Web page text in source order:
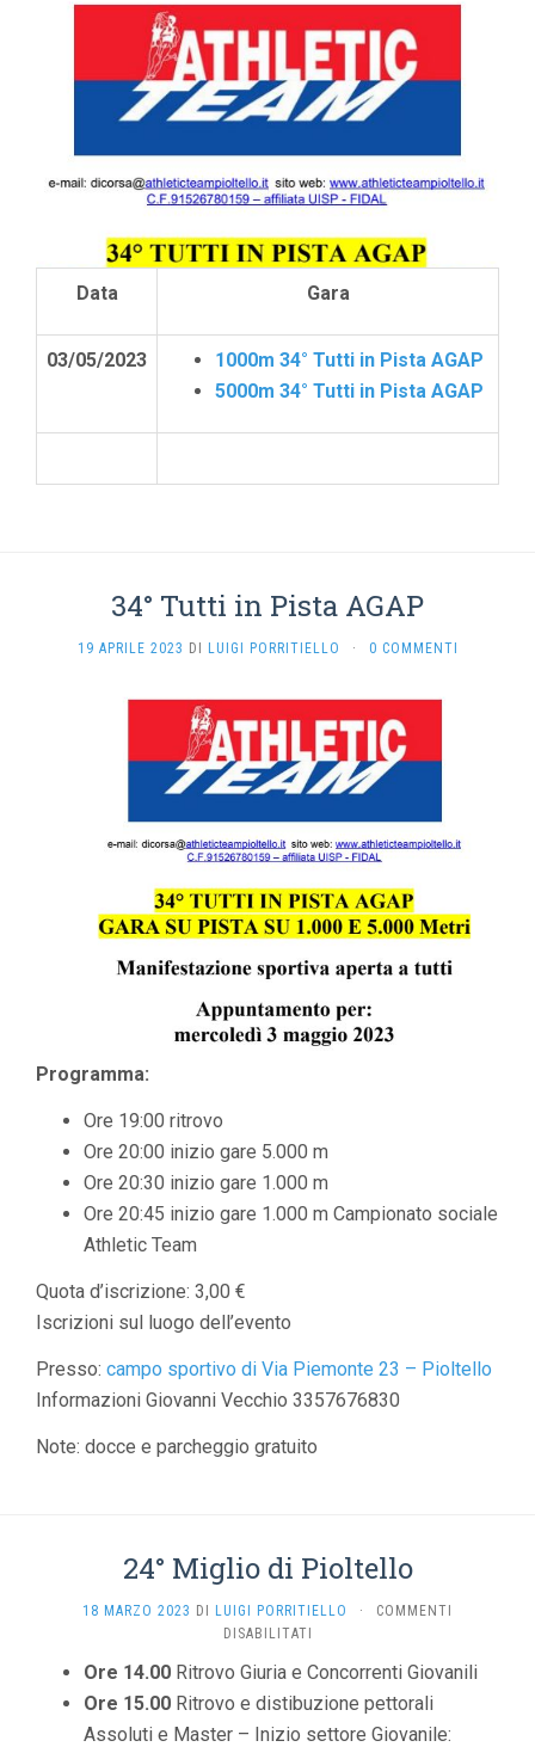
Data Gara
03/05/2023
1000m 34° Tutti in Pista AGAP
5000m 34° Tutti in Pista AGAP
34° Tutti in Pista AGAP
19 APRILE 2023 DI LUIGI PORRITIELLO · 0 COMMENTI
Programma:
Ore 19:00 ritrovo
Ore 20:00 inizio gare 5.000 m
Ore 20:30 inizio gare 1.000 m
Ore 20:45 inizio gare 1.000 m Campionato sociale
Athletic Team
Quota d’iscrizione: 3,00 €
Iscrizioni sul luogo dell’evento
Presso: campo sportivo di Via Piemonte 23 – Pioltello
Informazioni Giovanni Vecchio 3357676830
Note: docce e parcheggio gratuito
24° Miglio di Pioltello
18 MARZO 2023 DI LUIGI PORRITIELLO ·
COMMENTI
DISABILITATI
MIGLIO
DI
PIOLTELLO
Ore 14.00 Ritrovo Giuria e Concorrenti Giovanili
Ore 15.00 Ritrovo e distibuzione pettorali
Assoluti e Master – Inizio settore Giovanile: